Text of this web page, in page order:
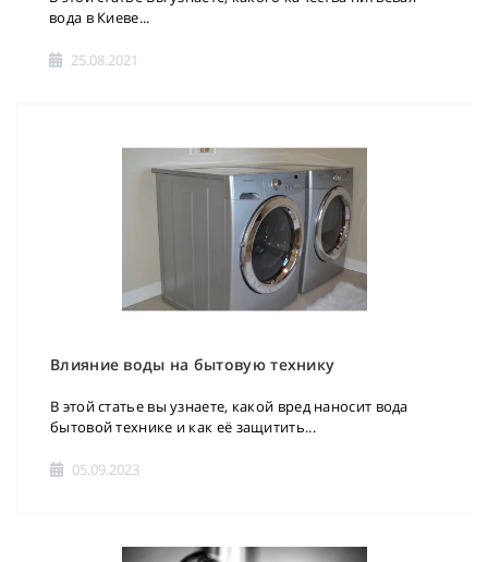
вода в Киеве...
25.08.2021
Влияние воды на бытовую технику
В этой статье вы узнаете, какой вред наносит вода
бытовой технике и как её защитить...
05.09.2023